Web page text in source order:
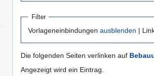
Filter
Vorlageneinbindungen ausblenden |
Die folgenden Seiten verlinken auf
Angezeigt wird ein Eintrag.